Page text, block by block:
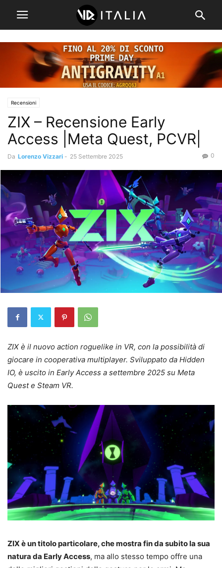
Recensioni
ZIX – Recensione Early
Access |Meta Quest, PCVR|
Da Lorenzo Vizzari - 25 Settembre 2025 0
ZIX è il nuovo action roguelike in VR, con la possibilità di
giocare in cooperativa multiplayer. Sviluppato da Hidden
IO, è uscito in Early Access a settembre 2025 su Meta
Quest e Steam VR.
ZIX è un titolo particolare, che mostra fin da subito la sua
natura da Early Access, ma allo stesso tempo offre una